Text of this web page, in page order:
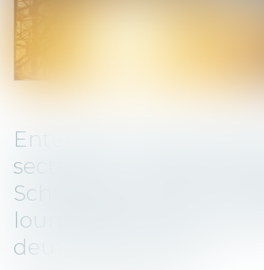
Ententes sur les prix
secteur du matériel
Schneider Electric et
lourdement
deux distributeurs